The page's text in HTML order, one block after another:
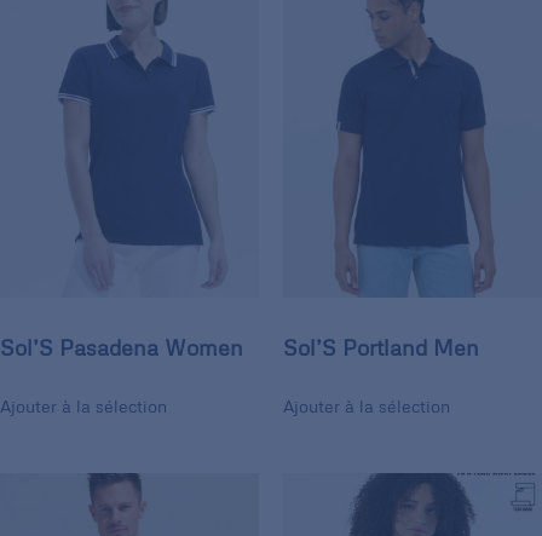
Sol’S Pasadena Women
Ajouter à la sélection
Sol’S Portland Men
Ajouter à la sélection